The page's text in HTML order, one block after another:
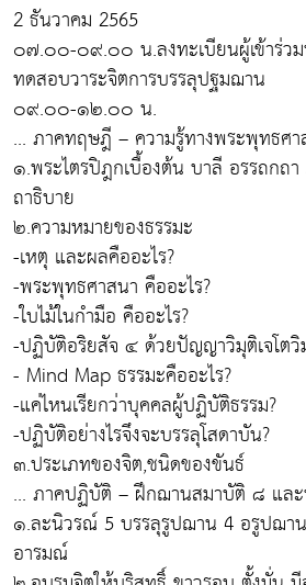
2 ธันวาคม 2565
๐๗.๐๐-๐๙.๐๐ น.ลงทะเบียนผู้เข้าร่ว
ทดสอบวาระจิตการบรรลุปฐมฌาน
๐๙.๐๐-๑๒.๐๐ น.
... ภาคทฤษฎี – ความรู้ทางพระพุทธศา
๑.พระไตรปิฎกเบื้องต้น บาลี อรรถกถ
ถาธิบาย
๒.ความหมายของธรรมะ
-เหตุ และผลคืออะไร?
-พระพุทธศาสนา คืออะไร?
-ใบไม้ในกำมือ คืออะไร?
-ปฏิบัติอริยสัจ ๔ ด้วยปัญญาวิมุติเจโตวิ
- Mind Map ธรรมะคืออะไร?
-แค่ไหนเรียกว่าบุคคลผู้ปฏิบัติธรรม?
-ปฏิบัติอย่างไรจึงจะบรรลุโสดาบัน?
๓.ประเภทของจิต,ชนิดของขันธ์
... ภาคปฏิบัติ – ฝึกฌานสมาบัติ ๘ แ
๑.ละนิวรณ์ 5 บรรลุรูปฌาน 4 อรูปฌา
อารมณ์